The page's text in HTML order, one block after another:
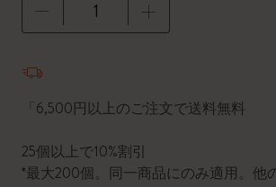
「6,500円以上のご注文で送料無料
25個以上で10%割引
*最大200個。同一商品にのみ適用。他